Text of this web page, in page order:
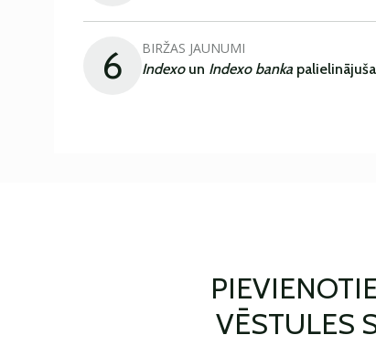
6 BIRŽAS JAUNUMI
Indexoun Indexo banka
VĒSTULES